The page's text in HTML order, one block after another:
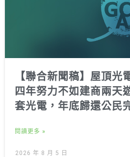
【聯合新聞稿】屋頂光
四年努力不如建商兩天遊說 拒
套光電，年底歸還公民
閱讀更多 »
2026 年 8 月 5 日